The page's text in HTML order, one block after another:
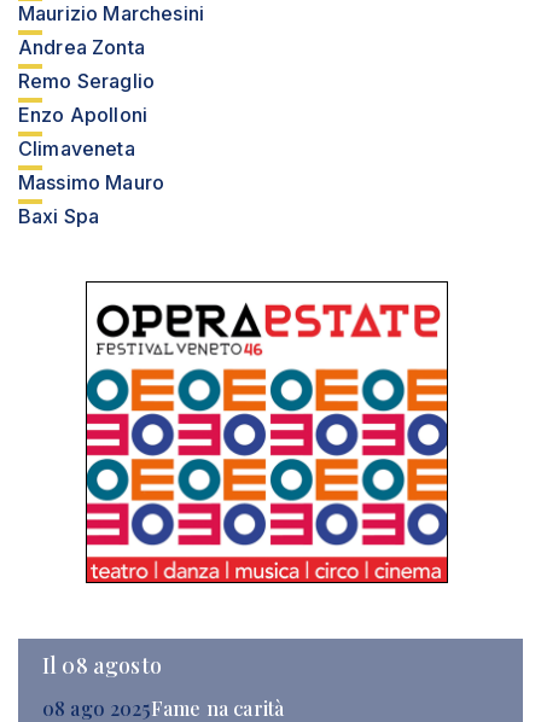
Maurizio Marchesini
Andrea Zonta
Remo Seraglio
Enzo Apolloni
Climaveneta
Massimo Mauro
Baxi Spa
Il 08 agosto
08 ago 2025Fame na carità